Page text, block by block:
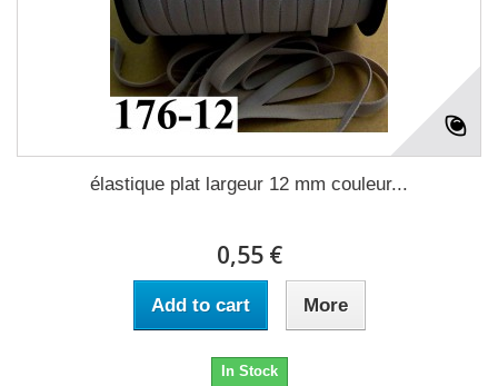
élastique plat largeur 12 mm couleur...
0,55 €
Add to cart More
In Stock